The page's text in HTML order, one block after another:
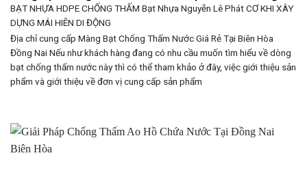
BẠT NHỰA HDPE CHỐNG THẤM Bạt Nhựa Nguyễn Lê Phát CƠ KHI XÂY
DỰNG MÁI HIÊN DI ĐỘNG
Địa chỉ cung cấp Màng Bạt Chống Thấm Nước Giá Rẻ Tại Biên Hòa
Đồng Nai Nếu như khách hàng đang có nhu cầu muốn tìm hiểu về dòng
bạt chống thấm nước này thì có thể tham khảo ở đây, việc giới thiệu sản
phẩm và giới thiệu về đơn vị cung cấp sản phẩm